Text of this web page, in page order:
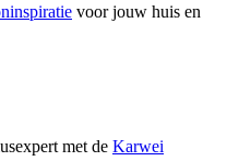
voor jouw huis en
met de Karwei